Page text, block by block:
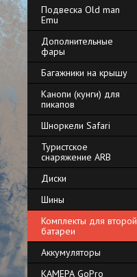
Подвеска Old man
Emu
Дополнительные
фары
Багажники на крышу
Канопи (кунги) для
пикапов
Шноркели Safari
Туристское
снаряжение ARB
Диски
Шины
Комплекты для второй
батареи
Аккумуляторы
КАМЕРА GoPro